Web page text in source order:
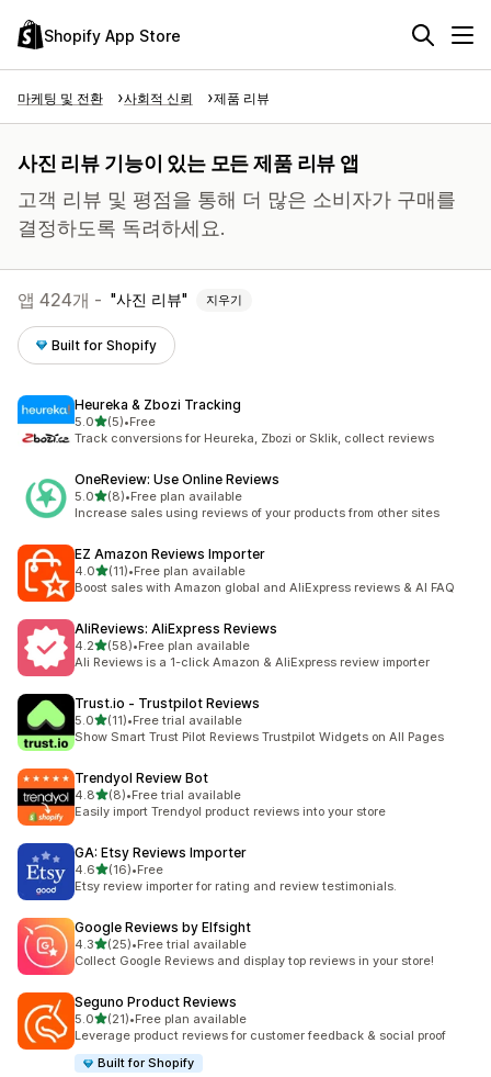
Shopify App Store
마케팅 및 전환 사회적 신뢰 제품 리뷰
사진 리뷰 기능이 있는 모든 제품 리뷰 앱
고객 리뷰 및 평점을 통해 더 많은 소비자가 구매를
결정하도록 독려하세요.
앱 424개 - 사진 리뷰 지우기
Built for Shopify
Heureka & Zbozi Tracking
5.0별 5개 중
(5)
총 리뷰 5개
•Free
Track conversions for Heureka, Zbozi or Sklik, collect reviews
OneReview: Use Online Reviews
5.0별 5개 중
(8)
총 리뷰 8개
•Free plan available
Increase sales using reviews of your products from other sites
EZ Amazon Reviews Importer
4.0별 5개 중
(11)
총 리뷰 11개
•Free plan available
Boost sales with Amazon global and AliExpress reviews & AI FAQ
AliReviews: AliExpress Reviews
4.2별 5개 중
(58)
총 리뷰 58개
•Free plan available
Ali Reviews is a 1-click Amazon & AliExpress review importer
Trust.io ‑ Trustpilot Reviews
5.0별 5개 중
(11)
총 리뷰 11개
•Free trial available
Show Smart Trust Pilot Reviews Trustpilot Widgets on All Pages
Trendyol Review Bot
4.8별 5개 중
(8)
총 리뷰 8개
•Free trial available
Easily import Trendyol product reviews into your store
GA: Etsy Reviews Importer
4.6별 5개 중
(16)
총 리뷰 16개
•Free
Etsy review importer for rating and review testimonials.
Google Reviews by Elfsight
4.3별 5개 중
(25)
총 리뷰 25개
•Free trial available
Collect Google Reviews and display top reviews in your store!
Seguno Product Reviews
5.0별 5개 중
(21)
총 리뷰 21개
•Free plan available
Leverage product reviews for customer feedback & social proof
Built for Shopify